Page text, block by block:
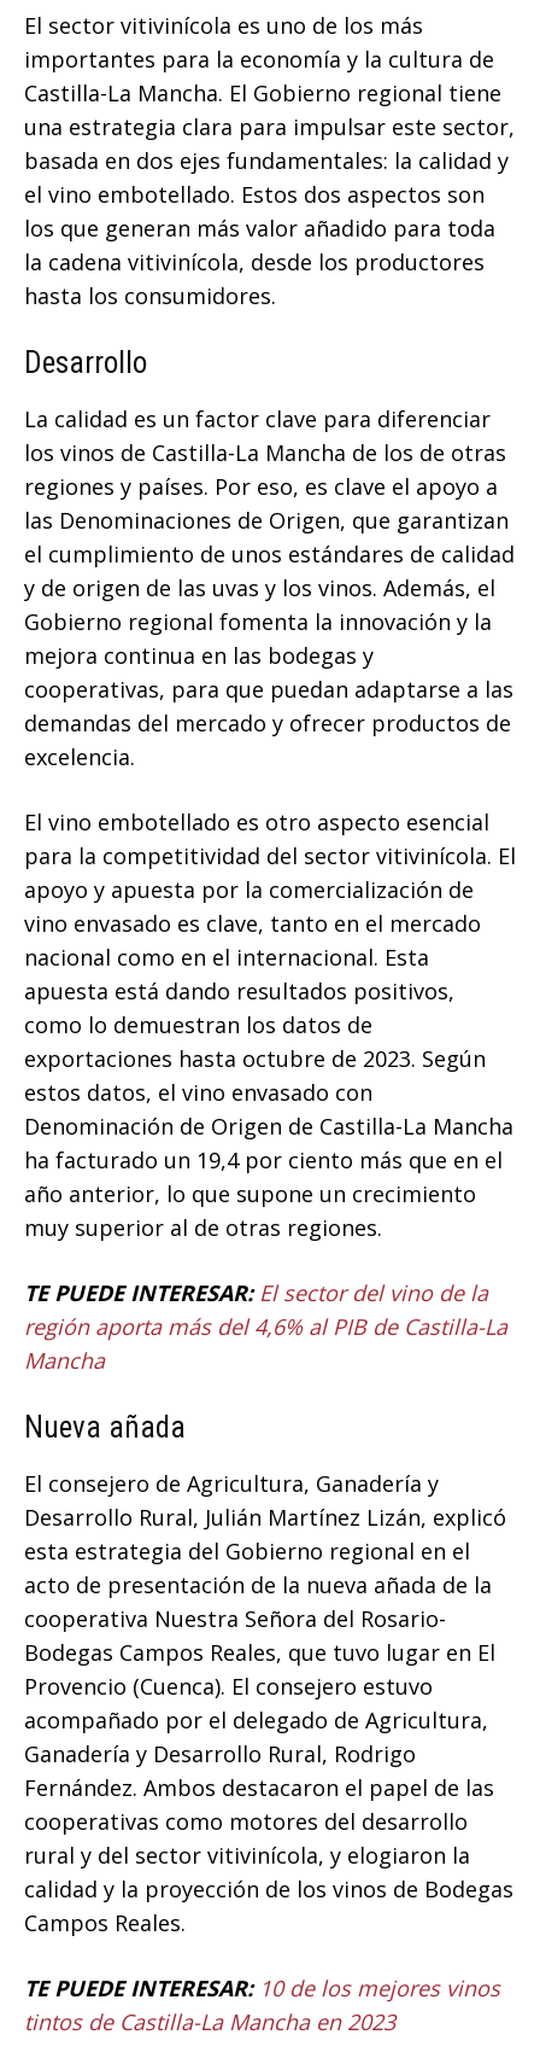
El sector vitivinícola es uno de los más
importantes para la economía y la cultura de
Castilla-La Mancha. El Gobierno regional tiene
una estrategia clara para impulsar este sector,
basada en dos ejes fundamentales: la calidad y
el vino embotellado. Estos dos aspectos son
los que generan más valor añadido para toda
la cadena vitivinícola, desde los productores
hasta los consumidores.
Desarrollo
La calidad es un factor clave para diferenciar
los vinos de Castilla-La Mancha de los de otras
regiones y países. Por eso, es clave el apoyo a
las Denominaciones de Origen, que garantizan
el cumplimiento de unos estándares de calidad
y de origen de las uvas y los vinos. Además, el
Gobierno regional fomenta la innovación y la
mejora continua en las bodegas y
cooperativas, para que puedan adaptarse a las
demandas del mercado y ofrecer productos de
excelencia.
El vino embotellado es otro aspecto esencial
para la competitividad del sector vitivinícola. El
apoyo y apuesta por la comercialización de
vino envasado es clave, tanto en el mercado
nacional como en el internacional. Esta
apuesta está dando resultados positivos,
como lo demuestran los datos de
exportaciones hasta octubre de 2023. Según
estos datos, el vino envasado con
Denominación de Origen de Castilla-La Mancha
ha facturado un 19,4 por ciento más que en el
año anterior, lo que supone un crecimiento
muy superior al de otras regiones.
TE PUEDE INTERESAR: El sector del vino de la
región aporta más del 4,6% al PIB de Castilla-La
Mancha
Nueva añada
El consejero de Agricultura, Ganadería y
Desarrollo Rural, Julián Martínez Lizán, explicó
esta estrategia del Gobierno regional en el
acto de presentación de la nueva añada de la
cooperativa Nuestra Señora del Rosario-
Bodegas Campos Reales, que tuvo lugar en El
Provencio (Cuenca). El consejero estuvo
acompañado por el delegado de Agricultura,
Ganadería y Desarrollo Rural, Rodrigo
Fernández. Ambos destacaron el papel de las
cooperativas como motores del desarrollo
rural y del sector vitivinícola, y elogiaron la
calidad y la proyección de los vinos de Bodegas
Campos Reales.
TE PUEDE INTERESAR: 10 de los mejores vinos
tintos de Castilla-La Mancha en 2023